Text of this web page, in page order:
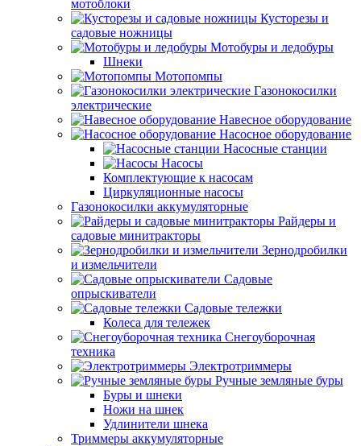
мотоблоки
Кусторезы и
садовые ножницы
Мотобуры и ледобуры
Шнеки
Мотопомпы
Газонокосилки
электрические
Навесное оборудование
Насосное оборудование
Насосные станции
Насосы
Комплектующие к насосам
Циркуляционные насосы
Газонокосилки аккумуляторные
Райдеры и
садовые минитракторы
Зернодробилки
и измельчители
Садовые
опрыскиватели
Садовые тележки
Колеса для тележек
Снегоуборочная
техника
Электротриммеры
Ручные земляные буры
Буры и шнеки
Ножи на шнек
Удлинители шнека
Триммеры аккумуляторные